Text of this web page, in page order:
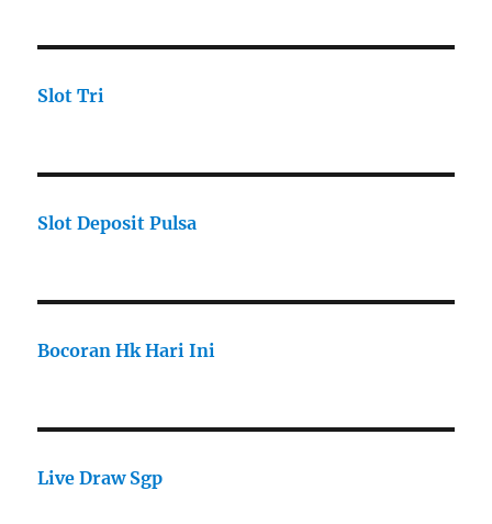
Slot Tri
Slot Deposit Pulsa
Bocoran Hk Hari Ini
Live Draw Sgp